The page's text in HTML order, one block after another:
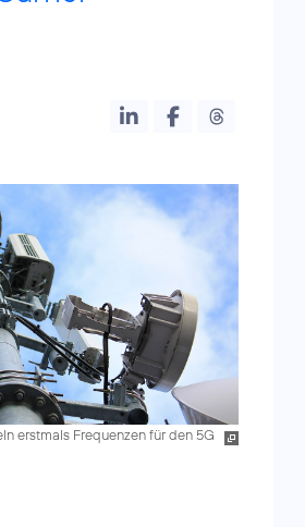
erstmals Frequenzen für den 5G